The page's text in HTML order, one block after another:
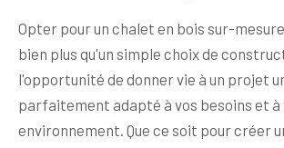
Opter pour un chalet en bois sur-
bien plus qu'un simple choix de
l'opportunité de donner vie à un projet
parfaitement adapté à vos besoins et
environnement. Que ce soit pour créer